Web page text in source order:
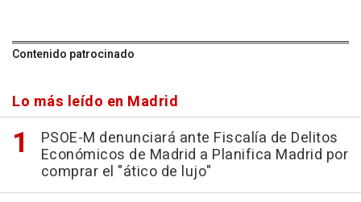
Contenido patrocinado
Lo más leído en Madrid
PSOE-M denunciará ante Fiscalía de Delitos
Económicos de Madrid a Planifica Madrid por
comprar el "ático de lujo"